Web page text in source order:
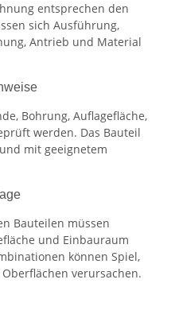
entsprechen den
sich Ausführung,
Antrieb und Material
Bohrung, Auflagefläche,
werden. Das Bauteil
mit geeignetem
Bauteilen müssen
und Einbauraum
können Spiel,
verursachen.